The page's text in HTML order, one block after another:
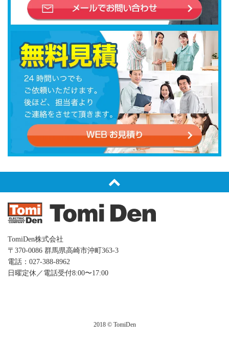
TomiDen株式会社
〒370-0086 群⾺県⾼崎市沖町363-3
電話：027-388-8962
日曜定休／電話受付8:00〜17:00
2018 © TomiDen